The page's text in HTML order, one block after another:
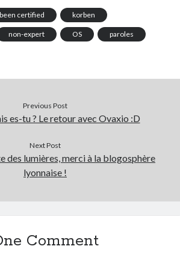
certified korben
non-expert OS paroles
Previous Post
es-tu ? Le retour avec Ovaxio :D
Next Post
des lumières, merci à la blogosphère
lyonnaise !
Comment